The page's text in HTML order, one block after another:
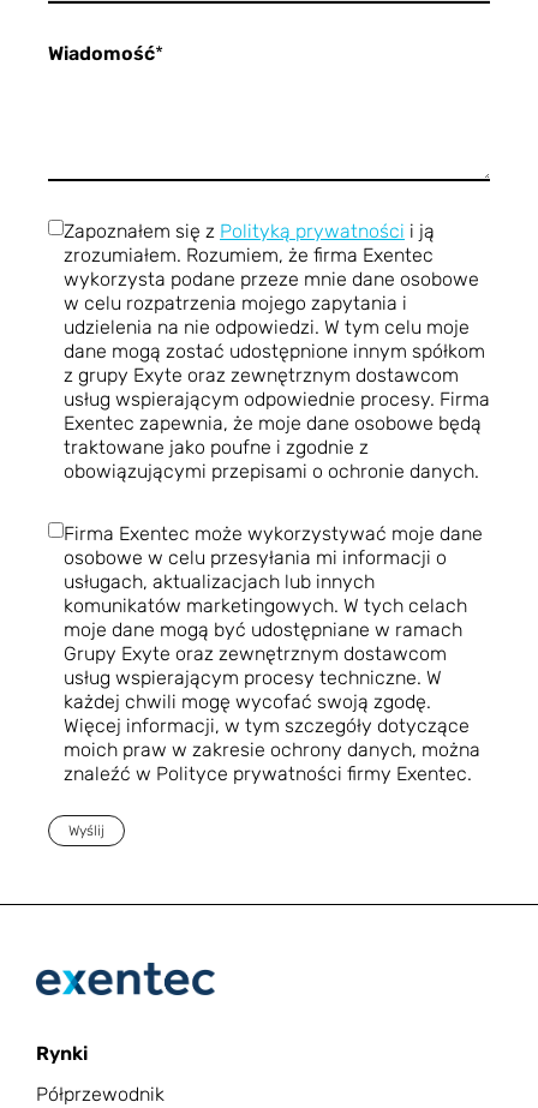
Wiadomość*
Zapoznałem się z Polityką prywatności i ją
zrozumiałem. Rozumiem, że firma Exentec
wykorzysta podane przeze mnie dane osobowe
w celu rozpatrzenia mojego zapytania i
udzielenia na nie odpowiedzi. W tym celu moje
dane mogą zostać udostępnione innym spółkom
z grupy Exyte oraz zewnętrznym dostawcom
usług wspierającym odpowiednie procesy. Firma
Exentec zapewnia, że moje dane osobowe będą
traktowane jako poufne i zgodnie z
obowiązującymi przepisami o ochronie danych.
Firma Exentec może wykorzystywać moje dane
osobowe w celu przesyłania mi informacji o
usługach, aktualizacjach lub innych
komunikatów marketingowych. W tych celach
moje dane mogą być udostępniane w ramach
Grupy Exyte oraz zewnętrznym dostawcom
usług wspierającym procesy techniczne. W
każdej chwili mogę wycofać swoją zgodę.
Więcej informacji, w tym szczegóły dotyczące
moich praw w zakresie ochrony danych, można
znaleźć w Polityce prywatności firmy Exentec.
Wyślij
Rynki
Półprzewodnik